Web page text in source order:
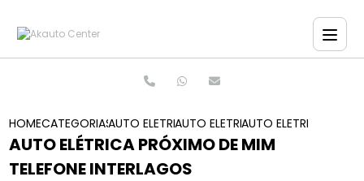
HOMECATEGORIASAUTO ELETRICASAUTO ELETRICA DE CARROS
AUTO ELETRICA
AUTO ELÉTRICA PRÓXIMO DE MIM
TELEFONE INTERLAGOS